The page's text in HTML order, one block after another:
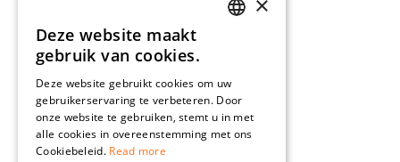
Deze website maakt
gebruik van cookies.
Deze website gebruikt cookies om uw
gebruikerservaring te verbeteren. Door
onze website te gebruiken, stemt u in met
alle cookies in overeenstemming met ons
Cookiebeleid. Read more